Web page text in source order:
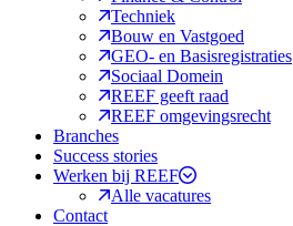
Techniek
Bouw en Vastgoed
GEO- en Basisregistraties
Sociaal Domein
REEF geeft raad
REEF omgevingsrecht
Branches
Success stories
Werken bij REEF
Alle vacatures
Contact